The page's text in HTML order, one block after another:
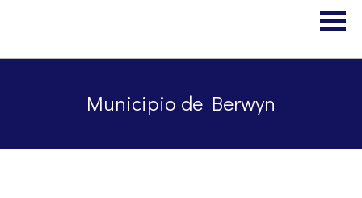
Municipio de Berwyn